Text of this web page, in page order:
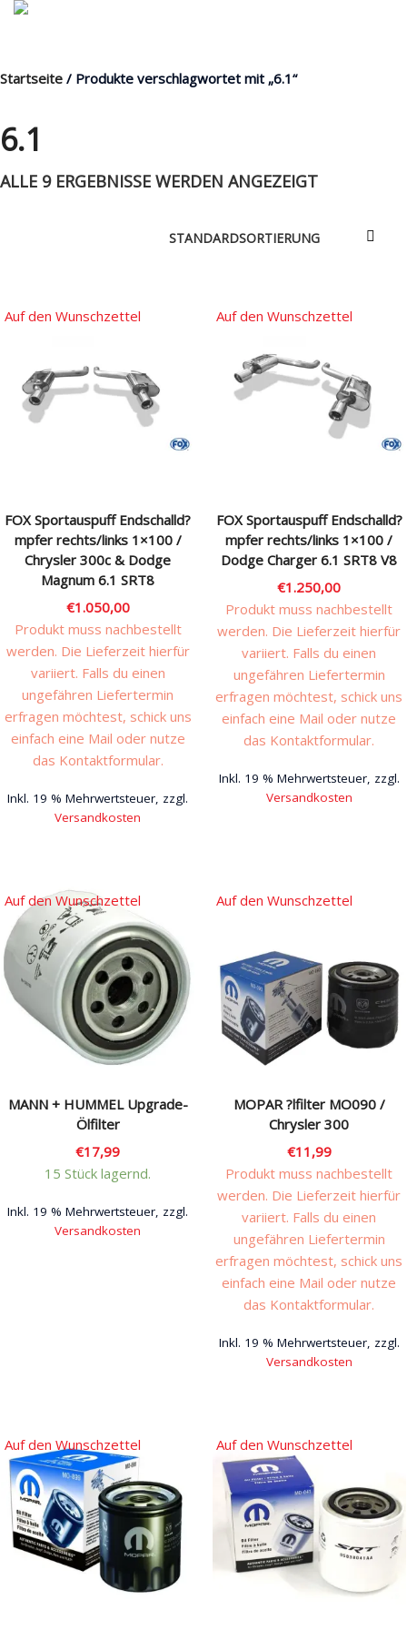
Products
Nach Baugruppen
Blog
Startseite / Produkte verschlagwortet mit „6.1“
6.1
ALLE 9 ERGEBNISSE WERDEN ANGEZEIGT
FOX Sportauspuff Endschalld?
mpfer rechts/links 1×100 /
Chrysler 300c & Dodge
Magnum 6.1 SRT8
€1.050,00
Produkt muss nachbestellt
werden. Die Lieferzeit hierfür
variiert. Falls du einen
ungefähren Liefertermin
erfragen möchtest, schick uns
einfach eine Mail oder nutze
das Kontaktformular.
Inkl. 19 % Mehrwertsteuer, zzgl.
Versandkosten
Auf den Wunschzettel
FOX Sportauspuff Endschalld?
mpfer rechts/links 1×100 /
Dodge Charger 6.1 SRT8 V8
€1.250,00
Produkt muss nachbestellt
werden. Die Lieferzeit hierfür
variiert. Falls du einen
ungefähren Liefertermin
erfragen möchtest, schick uns
einfach eine Mail oder nutze
das Kontaktformular.
Inkl. 19 % Mehrwertsteuer, zzgl.
Versandkosten
Auf den Wunschzettel
MANN + HUMMEL Upgrade-
Ölfilter
€17,99
15 Stück lagernd.
Inkl. 19 % Mehrwertsteuer, zzgl.
Versandkosten
Auf den Wunschzettel
MOPAR ?lfilter MO090 /
Chrysler 300
€11,99
Produkt muss nachbestellt
werden. Die Lieferzeit hierfür
variiert. Falls du einen
ungefähren Liefertermin
erfragen möchtest, schick uns
einfach eine Mail oder nutze
das Kontaktformular.
Inkl. 19 % Mehrwertsteuer, zzgl.
Versandkosten
Auf den Wunschzettel
Auf den Wunschzettel Auf den Wunschzettel